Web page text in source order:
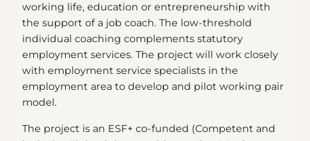
working life, education or entrepreneurship with
the support of a job coach. The low-threshold
individual coaching complements statutory
employment services. The project will work closely
with employment service specialists in the
employment area to develop and pilot working pair
model.
The project is an ESF+ co-funded (Competent and